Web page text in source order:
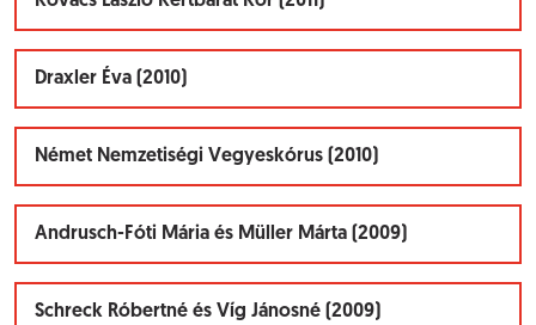
Draxler Éva (2010)
Német Nemzetiségi Vegyeskórus (2010)
Andrusch-Fóti Mária és Müller Márta (2009)
Schreck Róbertné és Víg Jánosné (2009)